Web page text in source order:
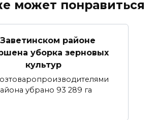
может понравиться
районе
уборка зерновых
культур
убрано 93 289 га